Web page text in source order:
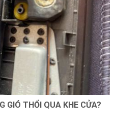
GIÓ THỔI QUA KHE CỬA?